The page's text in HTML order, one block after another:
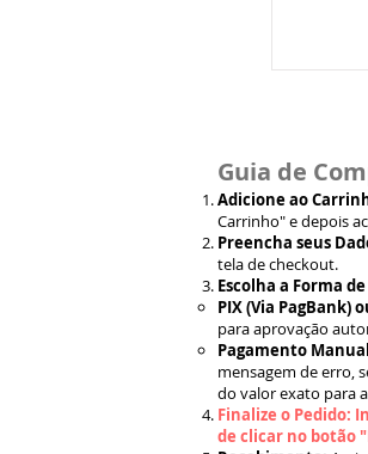
Guia de
Adicione ao
Carrinho" e depois
Preencha seus
tela de checkout.
Escolha a Forma
PIX (Via PagBank)
para aprovação
Pagamento
mensagem de erro,
do valor exato para
Finalize o Pedido:
de clicar no botão